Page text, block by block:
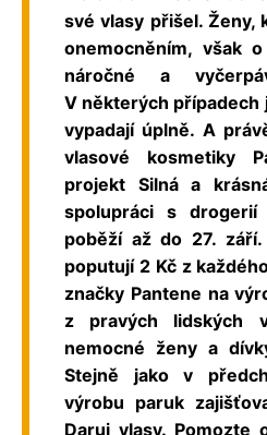
své vlasy přišel. Ženy,
onemocněním, však
náročné a
V některých případech
vypadají úplně. A
vlasové kosmetiky
projekt Silná a
spolupráci s
poběží až do 27.
poputují 2 Kč z
značky Pantene na
z pravých lidských
nemocné ženy a
Stejně jako v
výrobu paruk
Daruj vlasy. Pomozte